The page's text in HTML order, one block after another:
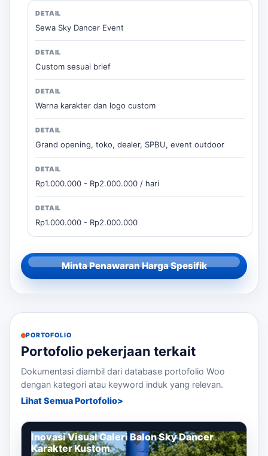
Sewa Sky Dancer Event
Custom sesuai brief
Warna karakter dan logo custom
Grand opening, toko, dealer, SPBU, event outdoor
Rp1.000.000 - Rp2.000.000 / hari
Rp1.000.000 - Rp2.000.000
Minta Penawaran Harga Spesifik
PORTOFOLIO
Portofolio pekerjaan terkait
Dokumentasi diambil dari database portofolio Woo
dengan kategori atau keyword induk yang relevan.
Lihat Semua Portofolio
Inovasi Visual Galeri Balon Sky Dancer
Karakter Kustom